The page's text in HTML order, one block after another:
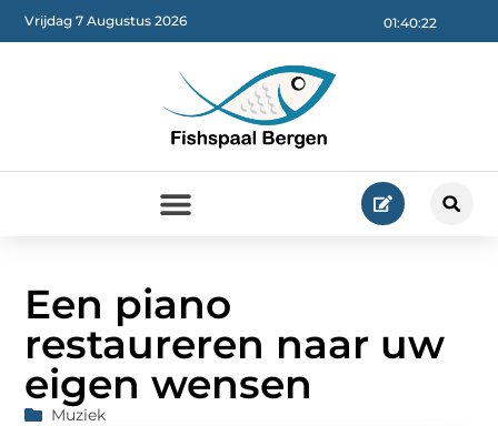
01:40:22
Vrijdag 7 Augustus 2026
Een piano
restaureren naar uw
eigen wensen
Muziek